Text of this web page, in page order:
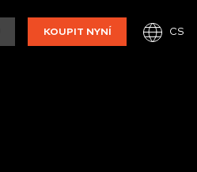
KOUPIT NYNÍ CS